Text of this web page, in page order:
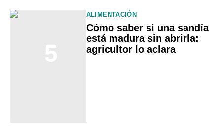
ALIMENTACIÓN
Cómo saber si una sandía
está madura sin abrirla:
agricultor lo aclara